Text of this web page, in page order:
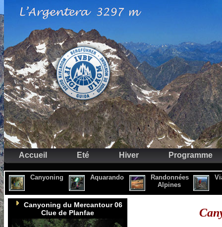
Accueil Eté Hiver Programme
Canyoning Aquarando
Randonnées
Alpines
Canyoning du Mercantour 06
Clue de Planfae